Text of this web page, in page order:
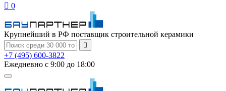
 0
Крупнейший в РФ поставщик строительной керамики

+7 (495) 600-3822
Ежедневно с 9:00 до 18:00